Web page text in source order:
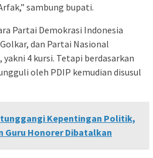
sambung bupati.
Partai Demokrasi Indonesia
dan Partai Nasional
4 kursi. Tetapi berdasarkan
oleh PDIP kemudian disusul
Kepentingan Politik,
Guru Honorer Dibatalkan